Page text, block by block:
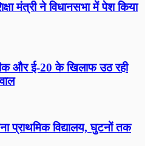
मंत्री ने विधानसभा में पेश किया
और ई-20 के खिलाफ उठ रही
प्राथमिक विद्यालय, घुटनों तक